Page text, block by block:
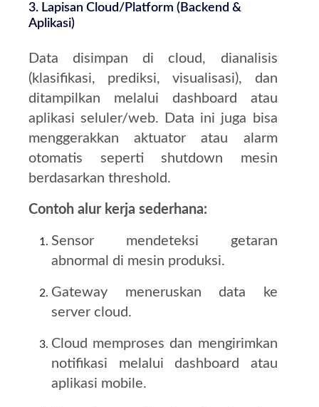
3. Lapisan Cloud/Platform (Backend &
Aplikasi)
Data disimpan di cloud, dianalisis
(klasifikasi, prediksi, visualisasi), dan
ditampilkan melalui dashboard atau
aplikasi seluler/web. Data ini juga bisa
menggerakkan aktuator atau alarm
otomatis seperti shutdown mesin
berdasarkan threshold.
Contoh alur kerja sederhana:
Sensor mendeteksi getaran
abnormal di mesin produksi.
Gateway meneruskan data ke
server cloud.
Cloud memproses dan mengirimkan
notifikasi melalui dashboard atau
aplikasi mobile.